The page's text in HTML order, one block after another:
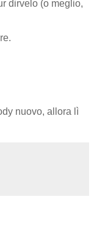
dirvelo (o meglio,
nuovo, allora lì